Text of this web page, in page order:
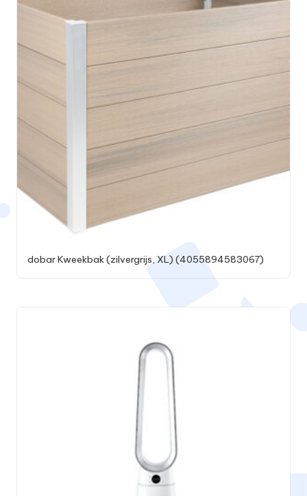
dobar Kweekbak (zilvergrijs, XL) (4055894583067)